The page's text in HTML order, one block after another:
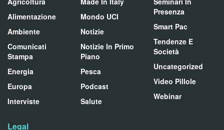
Alimentazione
Ambiente
Comunicati
Stampa
Energia
Europa
Interviste
Mondo UCI
Notizie
Notizie In Primo
Piano
Pesca
Podcast
Salute
Presenza
Smart Pac
Tendenze E
Società
Uncategorized
Video Pillole
Webinar
Legal